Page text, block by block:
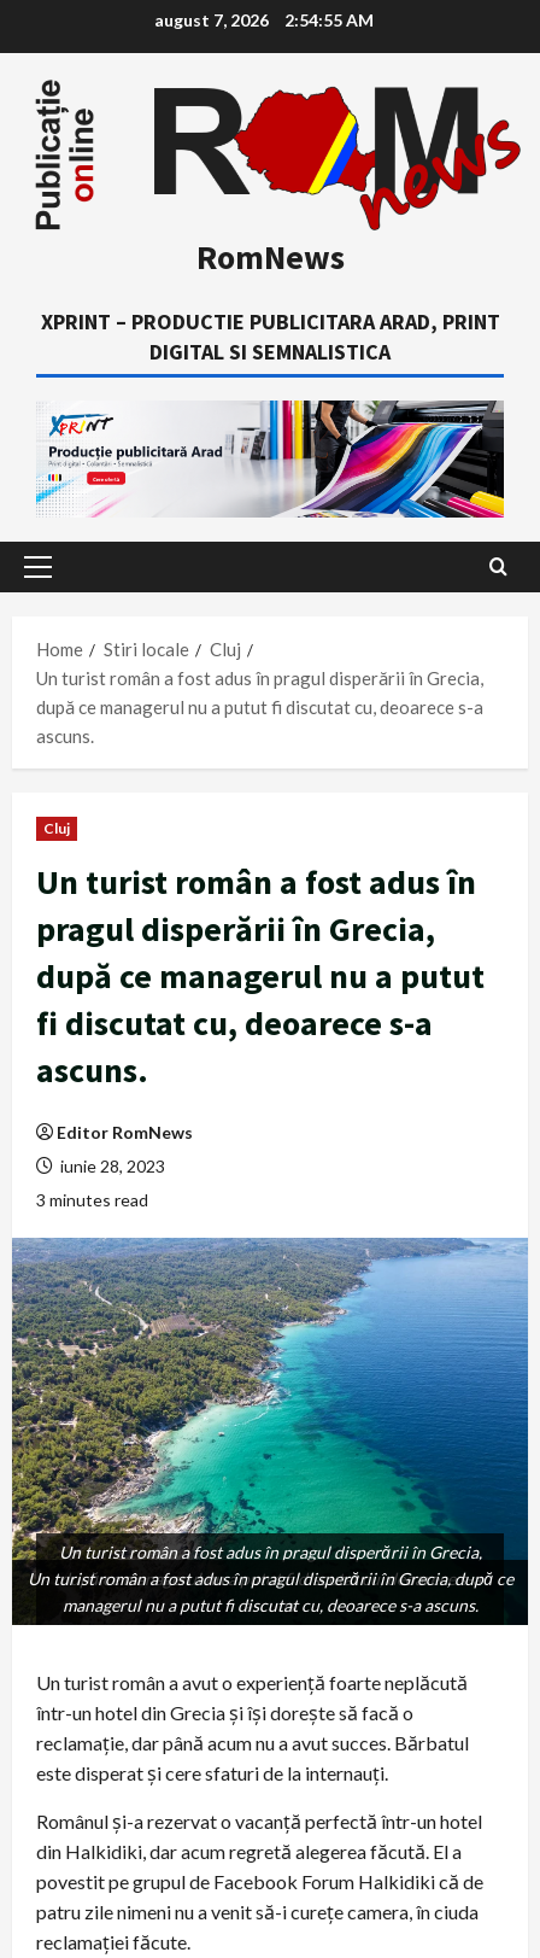
content
august 7, 2026 2:54:56 AM
RomNews
XPRINT – PRODUCTIE PUBLICITARA ARAD, PRINT
DIGITAL SI SEMNALISTICA
Primary
Home
Stiri locale
Cluj
Un turist român a fost adus în pragul disperării în Grecia,
după ce managerul nu a putut fi discutat cu, deoarece s-a
ascuns.
Cluj
Un turist român a fost adus în
pragul disperării în Grecia,
după ce managerul nu a putut
fi discutat cu, deoarece s-a
ascuns.
Editor RomNews
iunie 28, 2023
3 minutes read
Un turist român a fost adus în pragul disperării în Grecia,
după ce managerul nu a putut fi discutat cu, deoarece s-a
ascuns.
Un turist român a fost adus în pragul disperării în Grecia, după ce
managerul nu a putut fi discutat cu, deoarece s-a ascuns.
Un turist român a avut o experiență foarte neplăcută
într-un hotel din Grecia și își dorește să facă o
reclamație, dar până acum nu a avut succes. Bărbatul
este disperat și cere sfaturi de la internauți.
Românul și-a rezervat o vacanță perfectă într-un hotel
din Halkidiki, dar acum regretă alegerea făcută. El a
povestit pe grupul de Facebook Forum Halkidiki că de
patru zile nimeni nu a venit să-i curețe camera, în ciuda
reclamației făcute.